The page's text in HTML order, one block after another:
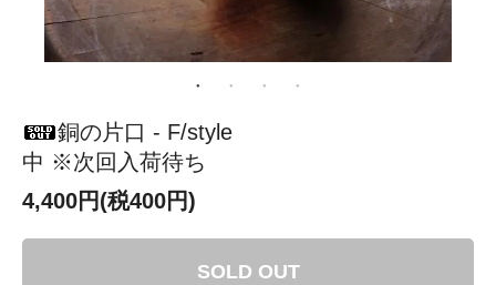
銅の片口 - F/style
中 ※次回入荷待ち
4,400円(税400円)
SOLD OUT